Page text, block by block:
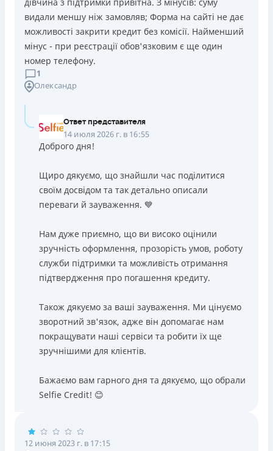
видали меншу ніж замовляв; Форма на сайті не дає
можливості закрити кредит без комісії. Найменший
мінус - при реєстрації обов'язковим є ще один
номер телефону.
1
Олександр
Ответ представителя
14 июля 2026 г. в 16:55
Доброго дня!
Щиро дякуємо, що знайшли час поділитися
своїм досвідом та так детально описали
переваги й зауваження. 💙
Нам дуже приємно, що ви високо оцінили
зручність оформлення, прозорість умов, роботу
служби підтримки та можливість отримання
підтвердження про погашення кредиту.
Також дякуємо за ваші зауваження. Ми цінуємо
зворотний зв'язок, адже він допомагає нам
покращувати наші сервіси та робити їх ще
зручнішими для клієнтів.
Бажаємо вам гарного дня та дякуємо, що обрали
Selfie Credit! 😊
12 июня 2023 г. в 17:15